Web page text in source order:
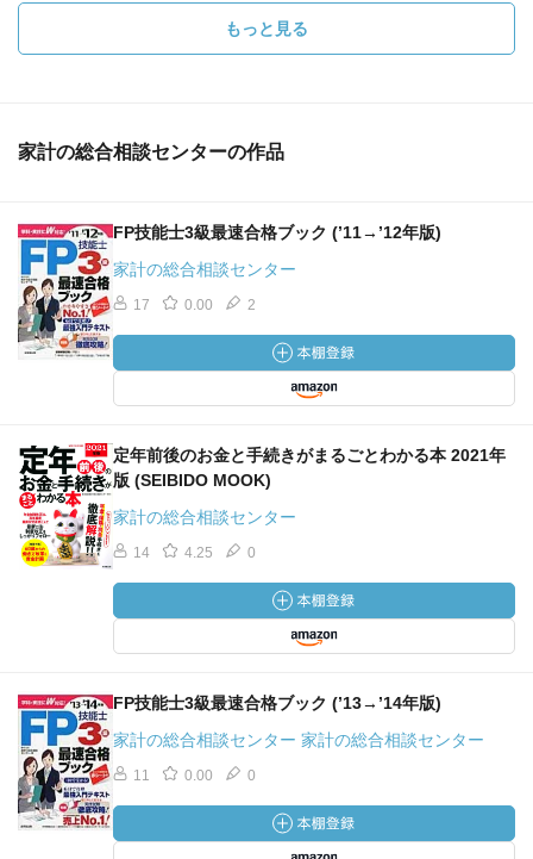
もっと見る
家計の総合相談センターの作品
FP技能士3級最速合格ブック (’11→’12年版)
家計の総合相談センター
17 0.00 2
定年前後のお金と手続きがまるごとわかる本 2021年
版 (SEIBIDO MOOK)
家計の総合相談センター
14 4.25 0
FP技能士3級最速合格ブック (’13→’14年版)
家計の総合相談センター 家計の総合相談センター
11 0.00 0